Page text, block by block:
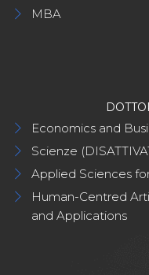
MBA
Economics and
Scienze
Applied Sciences
Human-Centred
and Applications